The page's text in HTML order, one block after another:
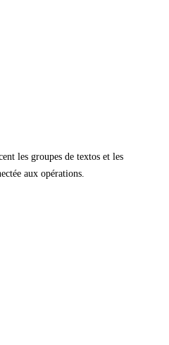
les groupes de textos et les
aux opérations.